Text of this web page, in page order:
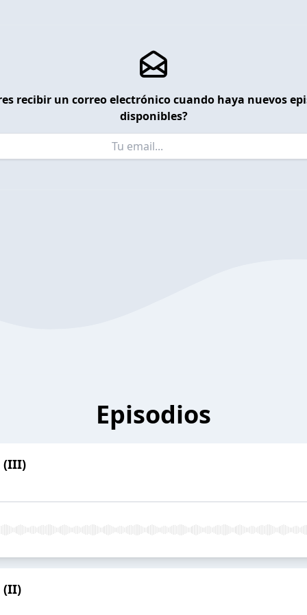
recibir un correo electrónico cuando haya nuevos
disponibles?
Episodios
(III)
(II)